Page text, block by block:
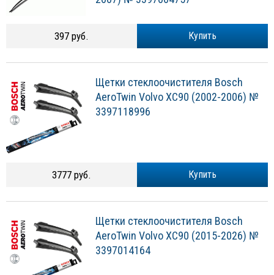
Купить
397 руб.
Щетки стеклоочистителя Bosch
AeroTwin Volvo XC90 (2002-2006) №
3397118996
Купить
3777 руб.
Щетки стеклоочистителя Bosch
AeroTwin Volvo XC90 (2015-2026) №
3397014164